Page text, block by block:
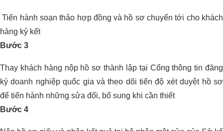
Tiến hành soạn thảo hợp đồng và hồ sơ chuyển tới cho khách
hàng ký kết
Bước 3
Thay khách hàng nộp hồ sơ thành lập tại Cổng thông tin đăng
ký doanh nghiệp quốc gia và theo dõi tiến độ xét duyệt hồ sơ
để tiến hành những sửa đổi, bổ sung khi cần thiết
Bước 4